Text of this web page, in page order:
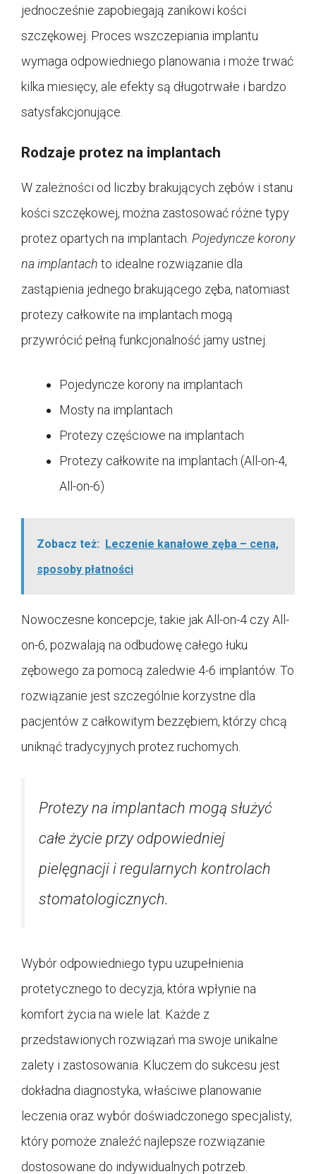
jednocześnie zapobiegają zanikowi kości
szczękowej. Proces wszczepiania implantu
wymaga odpowiedniego planowania i może trwać
kilka miesięcy, ale efekty są długotrwałe i bardzo
satysfakcjonujące.
Rodzaje protez na implantach
W zależności od liczby brakujących zębów i stanu
kości szczękowej, można zastosować różne typy
protez opartych na implantach. Pojedyncze korony
na implantach to idealne rozwiązanie dla
zastąpienia jednego brakującego zęba, natomiast
protezy całkowite na implantach mogą
przywrócić pełną funkcjonalność jamy ustnej.
Pojedyncze korony na implantach
Mosty na implantach
Protezy częściowe na implantach
Protezy całkowite na implantach (All-on-4,
All-on-6)
Zobacz też: Leczenie kanałowe zęba – cena,
sposoby płatności
Nowoczesne koncepcje, takie jak All-on-4 czy All-
on-6, pozwalają na odbudowę całego łuku
zębowego za pomocą zaledwie 4-6 implantów. To
rozwiązanie jest szczególnie korzystne dla
pacjentów z całkowitym bezzębiem, którzy chcą
uniknąć tradycyjnych protez ruchomych.
Protezy na implantach mogą służyć
całe życie przy odpowiedniej
pielęgnacji i regularnych kontrolach
stomatologicznych.
Wybór odpowiedniego typu uzupełnienia
protetycznego to decyzja, która wpłynie na
komfort życia na wiele lat. Każde z
przedstawionych rozwiązań ma swoje unikalne
zalety i zastosowania. Kluczem do sukcesu jest
dokładna diagnostyka, właściwe planowanie
leczenia oraz wybór doświadczonego specjalisty,
który pomoże znaleźć najlepsze rozwiązanie
dostosowane do indywidualnych potrzeb.